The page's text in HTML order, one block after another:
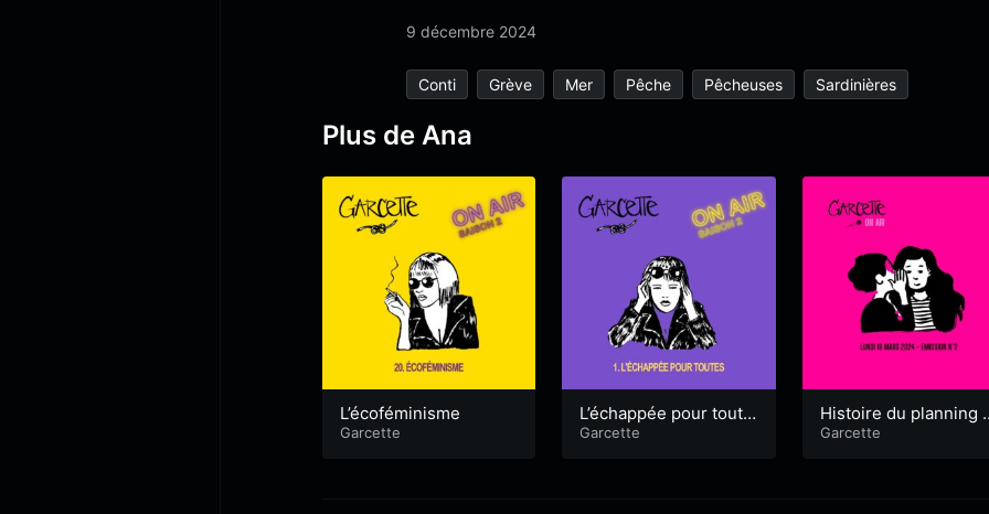
9 décembre 2024
Conti Grève Mer Pêche Pêcheuses Sardinières
Plus de Ana
L’écoféminisme
Garcette
L’échappée pour toute
s
Garcette
Histoire du planning
milial du Pays de Lorie
Garcette